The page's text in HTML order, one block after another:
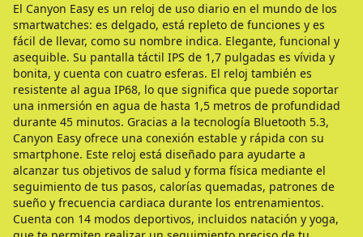
El Canyon Easy es un reloj de uso diario en el mundo de los
smartwatches: es delgado, está repleto de funciones y es
fácil de llevar, como su nombre indica. Elegante, funcional y
asequible. Su pantalla táctil IPS de 1,7 pulgadas es vívida y
bonita, y cuenta con cuatro esferas. El reloj también es
resistente al agua IP68, lo que significa que puede soportar
una inmersión en agua de hasta 1,5 metros de profundidad
durante 45 minutos. Gracias a la tecnología Bluetooth 5.3,
Canyon Easy ofrece una conexión estable y rápida con su
smartphone. Este reloj está diseñado para ayudarte a
alcanzar tus objetivos de salud y forma física mediante el
seguimiento de tus pasos, calorías quemadas, patrones de
sueño y frecuencia cardiaca durante los entrenamientos.
Cuenta con 14 modos deportivos, incluidos natación y yoga,